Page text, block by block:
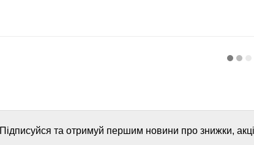
Підписуйся та отримуй першим новини про знижки,